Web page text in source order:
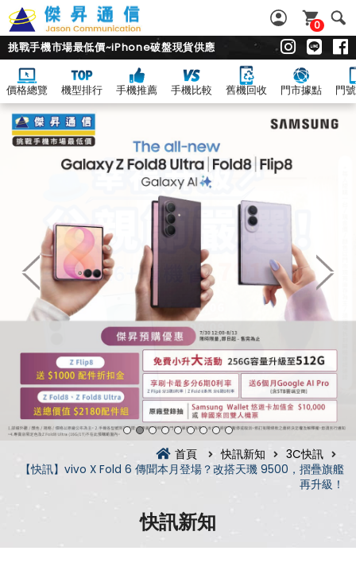
0
挑戰手機市場最低價~iPhone破盤現貨供應
價格總覽 機型排行 手機推薦 手機比較 舊機回收 門市據點 門
首頁 快訊新知
3C快訊
【快訊】vivo X Fold 6 傳聞本月登場？改搭天璣 9500，摺疊旗艦
再升級！
快訊新知